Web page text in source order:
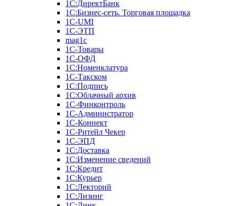
1С:ДиректБанк
1С:Бизнес-сеть. Торговая площадка
1С-UMI
1С-ЭТП
mag1c
1С-Товары
1С-ОФД
1С:Номенклатура
1С-Такском
1С:Подпись
1С:Облачный архив
1С-Финконтроль
1С-Администратор
1С-Коннект
1С-Ритейл Чекер
1С-ЭПД
1С:Доставка
1С:Изменение сведений
1С:Кредит
1С:Курьер
1С:Лекторий
1С:Лизинг